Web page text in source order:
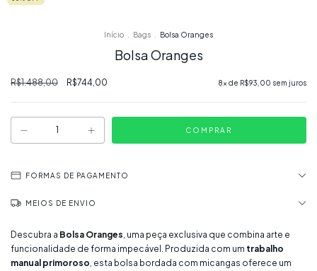
Início Bags Bolsa Oranges
Bolsa Oranges
R$1.488,00 R$744,00 8x de R$93,00 sem juros
FORMAS DE PAGAMENTO
MEIOS DE ENVIO
Descubra a Bolsa Oranges, uma peça exclusiva que combina arte e
funcionalidade de forma impecável. Produzida com um trabalho
manual primoroso, esta bolsa bordada com micangas oferece um